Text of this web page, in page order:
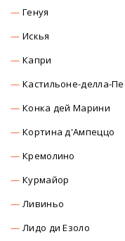
Генуя
Искья
Капри
Кастильоне-делла-
Конка дей Марини
Кортина д'Ампеццо
Кремолино
Курмайор
Ливиньо
Лидо ди Езоло